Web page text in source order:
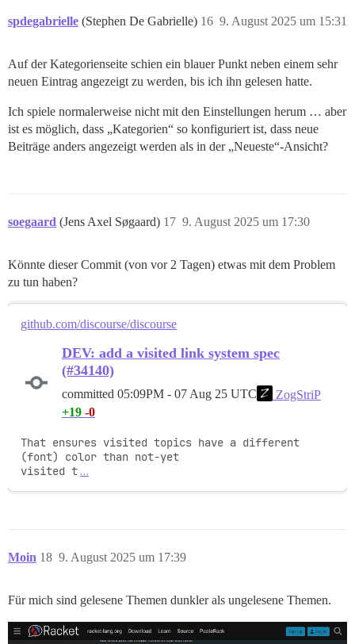
spdegabrielle (Stephen De Gabrielle) 9. August 2025 um 15:31
16
Auf der Kategorienseite schien ein blauer Punkt neben einem sehr
neuen Eintrag angezeigt zu werden, bis ich ihn gelesen hatte.
Ich spiele normalerweise nicht mit den Einstellungen herum … aber
ist es möglich, dass „Kategorien“ so konfiguriert ist, dass neue
Beiträge anders angezeigt werden als in der „Neueste“-Ansicht?
soegaard (Jens Axel Søgaard) 9. August 2025 um 17:30
17
Könnte dieser Commit (von vor 2 Tagen) etwas mit dem Problem
zu tun haben?
github.com/discourse/discourse
DEV: add a visited link system spec
(#34140)
committed 05:09PM - 07 Aug 25 UTC
ZogStriP
+19 -0
That ensures visited topics have a different
(font) color than not-yet
visited t …
Moin 9. August 2025 um 17:39
18
Für mich sind gelesene Themen dunkler als ungelesene Themen.